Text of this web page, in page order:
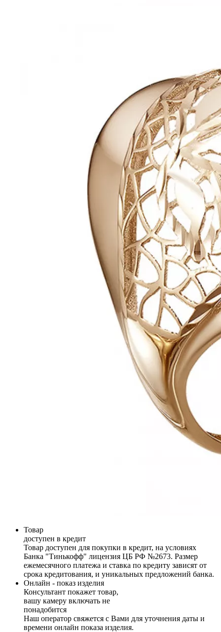
Товар
доступен в кредит
Товар доступен для покупки в кредит, на условиях
Банка "Тинькофф" лицензия ЦБ РФ №2673. Размер
ежемесячного платежа и ставка по кредиту зависят от
срока кредитования, и уникальных предложений банка.
Онлайн - показ изделия
Консультант покажет товар,
вашу камеру включать не
понадобится
Наш оператор свяжется с Вами для уточнения даты и
времени онлайн показа изделия.